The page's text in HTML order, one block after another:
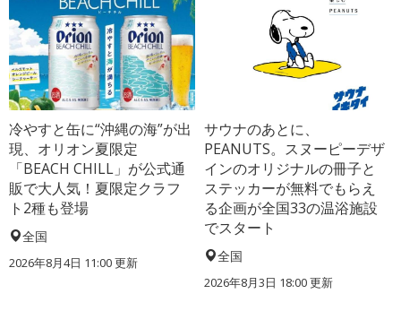
冷やすと缶に“沖縄の海”が出
現、オリオン夏限定
「BEACH CHILL」が公式通
販で大人気！夏限定クラフ
ト2種も登場
全国
2026年8月4日 11:00更新
サウナのあとに、
PEANUTS。スヌーピーデザ
インのオリジナルの冊子と
ステッカーが無料でもらえ
る企画が全国33の温浴施設
でスタート
全国
2026年8月3日 18:00更新